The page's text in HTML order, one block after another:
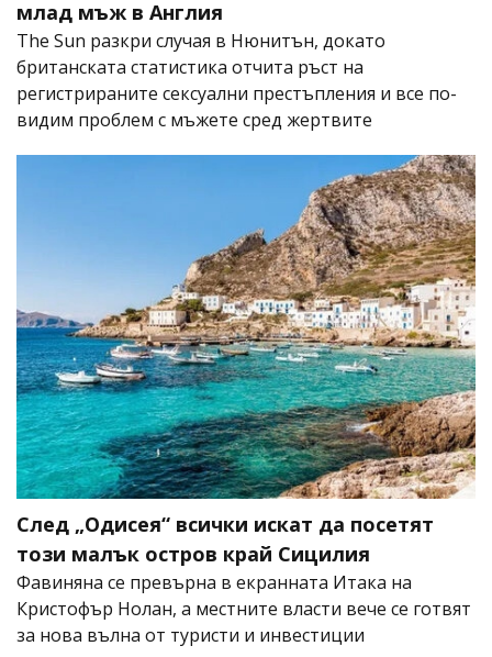
млад мъж в Англия
The Sun разкри случая в Нюнитън, докато
британската статистика отчита ръст на
регистрираните сексуални престъпления и все по-
видим проблем с мъжете сред жертвите
След „Одисея“ всички искат да посетят
този малък остров край Сицилия
Фавиняна се превърна в екранната Итака на
Кристофър Нолан, а местните власти вече се готвят
за нова вълна от туристи и инвестиции